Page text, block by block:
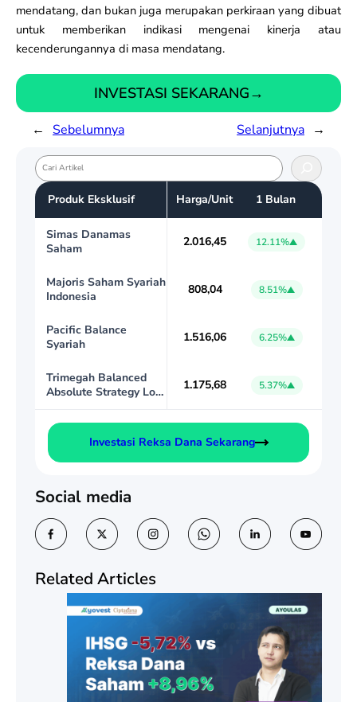
mendatang, dan bukan juga merupakan perkiraan yang dibuat
untuk memberikan indikasi mengenai kinerja atau
kecenderungannya di masa mendatang.
INVESTASI SEKARANG→
← Sebelumnya Selanjutnya →
S
e
a
r
Produk Eksklusif Harga/Unit 1 Bulan
Simas Danamas
Saham
2.016,45 12.11%
Majoris Saham Syariah
Indonesia
808,04 8.51%
Pacific Balance
Syariah
1.516,06 6.25%
Trimegah Balanced
Absolute Strategy Low
1.175,68 5.37%
Investasi Reksa Dana Sekarang
Social media
Related Articles